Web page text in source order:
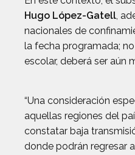
Hugo López-Gatell,
nacionales de
la fecha programada;
escolar, deberá ser aún
“Una consideración
aquellas regiones del
constatar baja
donde podrán regresar